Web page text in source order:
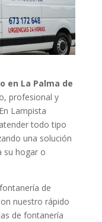
en La Palma de
profesional y
Lampista
todo tipo
una solución
su hogar o
de
nuestro rápido
de fontanería